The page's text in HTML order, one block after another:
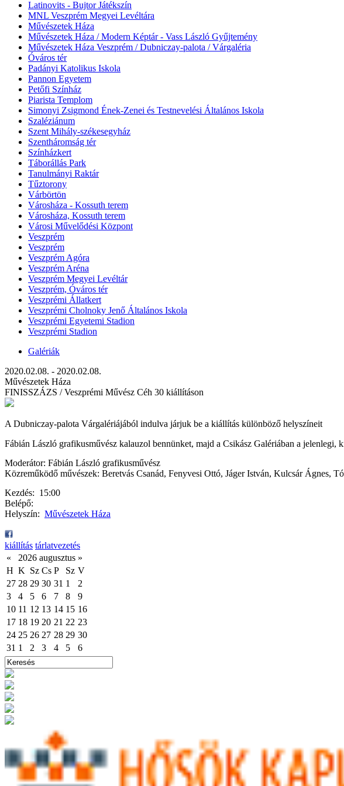
Latinovits - Bujtor Játékszín
MNL Veszprém Megyei Levéltára
Művészetek Háza
Művészetek Háza / Modern Képtár - Vass László Gyűjtemény
Művészetek Háza Veszprém / Dubniczay-palota / Várgaléria
Óváros tér
Padányi Katolikus Iskola
Pannon Egyetem
Petőfi Színház
Piarista Templom
Simonyi Zsigmond Ének-Zenei és Testnevelési Általános Iskola
Szaléziánum
Szent Mihály-székesegyház
Szentháromság tér
Színházkert
Táborállás Park
Tanulmányi Raktár
Tűztorony
Várbörtön
Városháza - Kossuth terem
Városháza, Kossuth terem
Városi Művelődési Központ
Veszprém
Veszprém
Veszprém Agóra
Veszprém Aréna
Veszprém Megyei Levéltár
Veszprém, Óváros tér
Veszprémi Állatkert
Veszprémi Cholnoky Jenő Általános Iskola
Veszprémi Egyetemi Stadion
Veszprémi Stadion
Galériák
2020.02.08. - 2020.02.08.
Művészetek Háza
FINISSZÁZS / Veszprémi Művész Céh 30 kiállításon
A Dubniczay-palota Várgalériájából indulva járjuk be a kiállítás különböző helyszíneit
Fábián László grafikusművész kalauzol bennünket, majd a Csikász Galériában a
Moderátor: Fábián László grafikusművész
Közreműködő művészek: Beretvás Csanád, Fenyvesi Ottó, Jáger István, Kulcsár Ágnes,
Kezdés: 15:00
Belépő:
Helyszín: Művészetek Háza
kiállítás tárlatvezetés
«
2026 augusztus »
H K Sz Cs P Sz V
27 28 29 30 31 1
2
3
4 5 6 7 8
9
10 11 12 13 14 15 16
17 18 19 20 21 22 23
24 25 26 27 28 29 30
31 1 2 3 4 5 6